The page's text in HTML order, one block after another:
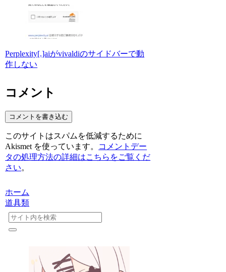
Perplexity[.]aiがvivaldiのサイドバーで動
作しない
コメント
コメントを書き込む
このサイトはスパムを低減するために
Akismet を使っています。
コメントデー
タの処理方法の詳細はこちらをご覧くだ
さい。
ホーム
道具類